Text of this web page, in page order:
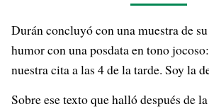
Durán concluyó con una muestra de
humor con una posdata en tono
nuestra cita a las 4 de la tarde. Soy la
Sobre ese texto que halló después de